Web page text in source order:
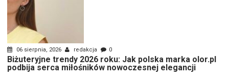
06 sierpnia, 2026 redakcja 0
Biżuteryjne trendy 2026 roku: Jak polska marka olor.pl
podbija serca miłośników nowoczesnej elegancji